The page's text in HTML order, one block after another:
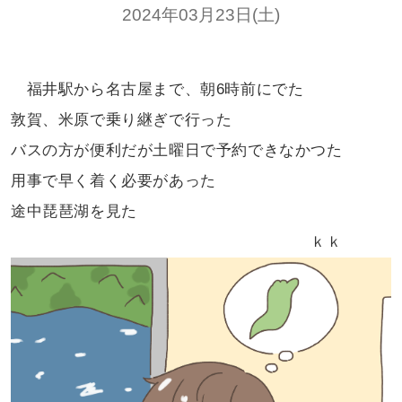
2024年03月23日(土)
福井駅から名古屋まで、朝6時前にでた
敦賀、米原で乗り継ぎで行った
バスの方が便利だが土曜日で予約できなかつた
用事で早く着く必要があった
途中琵琶湖を見た
ｋｋ